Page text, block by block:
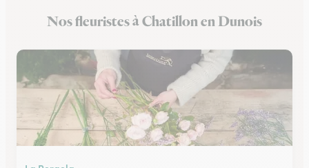
Fleuristes à Lucé
Nos fleuristes à Chatillon en Dunois